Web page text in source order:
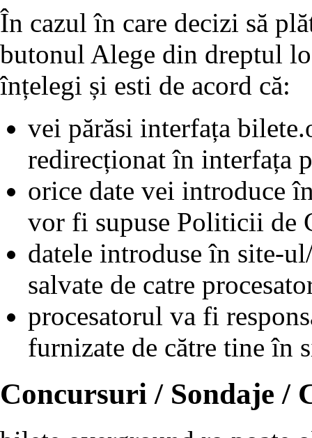
În cazul în care decizi să
butonul Alege din dreptul
înțelegi și esti de acord că:
vei părăsi interfața
redirecționat în interfața
orice date vei introduce
vor fi supuse Politicii de
datele introduse în site-
salvate de catre
procesatorul va fi
furnizate de către tine în
Concursuri / Sondaje /